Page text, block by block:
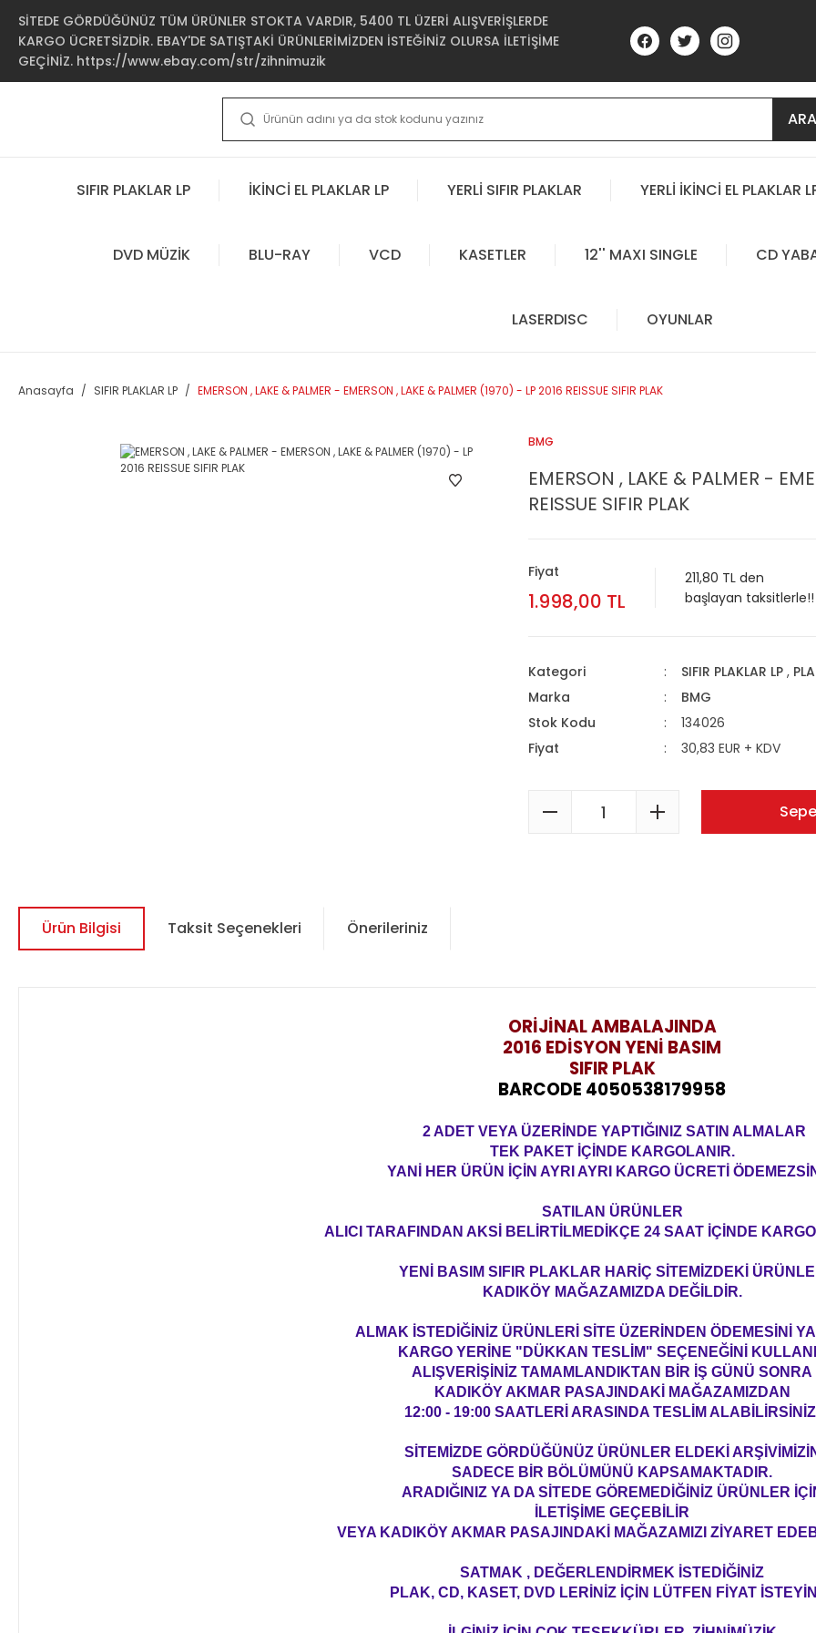
SİTEDE GÖRDÜĞÜNÜZ TÜM ÜRÜNLER STOKTA VARDIR, 5400 TL ÜZERİ ALIŞVERİŞLERDE
KARGO ÜCRETSİZDİR. EBAY'DE SATIŞTAKİ ÜRÜNLERİMİZDEN İSTEĞİNİZ OLURSA İLETİŞİME
GEÇİNİZ. https://www.ebay.com/str/zihnimuzik
ARA
SIFIR PLAKLAR LP İKİNCİ EL PLAKLAR LP YERLİ SIFIR PLAKLAR YERLİ İKİNCİ EL PLAKLAR
DVD MÜZİK BLU-RAY VCD KASETLER 12'' MAXI SINGLE CD
LASERDISC OYUNLAR
Anasayfa SIFIR PLAKLAR LP EMERSON , LAKE & PALMER - EMERSON , LAKE & PALMER (1970) - LP 2016 REISSUE SIFIR PLAK
BMG
EMERSON , LAKE & PALMER -
REISSUE SIFIR PLAK
Fiyat
1.998,00 TL
211,80 TL den
başlayan taksitlerle!!
Kategori SIFIR PLAKLAR LP ,
Marka
BMG
Stok Kodu
134026
Fiyat
30,83 EUR + KDV
Ürün Bilgisi Taksit Seçenekleri Önerileriniz
ORİJİNAL AMBALAJINDA
2016 EDİSYON YENİ BASIM
SIFIR PLAK
BARCODE 4050538179958
2 ADET VEYA ÜZERİNDE YAPTIĞINIZ SATIN ALMALAR
TEK PAKET İÇİNDE KARGOLANIR.
YANİ HER ÜRÜN İÇİN AYRI AYRI KARGO ÜCRETİ
SATILAN ÜRÜNLER
ALICI TARAFINDAN AKSİ BELİRTİLMEDİKÇE 24 SAAT İÇİNDE
YENİ BASIM SIFIR PLAKLAR HARİÇ SİTEMİZDEKİ
KADIKÖY MAĞAZAMIZDA DEĞİLDİR.
ALMAK İSTEDİĞİNİZ ÜRÜNLERİ SİTE ÜZERİNDEN ÖDEMESİNİ
KARGO YERİNE "DÜKKAN TESLİM" SEÇENEĞİNİ
ALIŞVERİŞİNİZ TAMAMLANDIKTAN BİR İŞ GÜNÜ SONRA
KADIKÖY AKMAR PASAJINDAKİ MAĞAZAMIZDAN
12:00 - 19:00 SAATLERİ ARASINDA TESLİM
SİTEMİZDE GÖRDÜĞÜNÜZ ÜRÜNLER ELDEKİ
SADECE BİR BÖLÜMÜNÜ KAPSAMAKTADIR.
ARADIĞINIZ YA DA SİTEDE GÖREMEDİĞİNİZ ÜRÜNLER
İLETİŞİME GEÇEBİLİR
VEYA KADIKÖY AKMAR PASAJINDAKİ MAĞAZAMIZI ZİYARET
SATMAK , DEĞERLENDİRMEK İSTEDİĞİNİZ
PLAK, CD, KASET, DVD LERİNİZ İÇİN LÜTFEN FİYAT